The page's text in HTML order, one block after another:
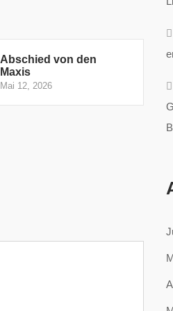
Abschied von den
Maxis
Mai 12, 2026